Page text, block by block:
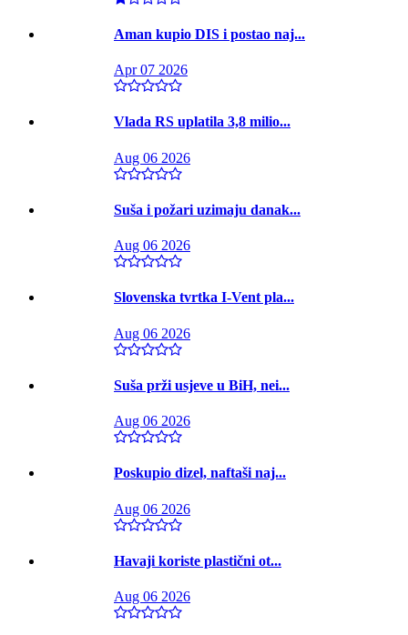
Aman kupio DIS i postao naj...
Apr 07 2026
Vlada RS uplatila 3,8 milio...
Aug 06 2026
Suša i požari uzimaju danak...
Aug 06 2026
Slovenska tvrtka I-Vent pla...
Aug 06 2026
Suša prži usjeve u BiH, nei...
Aug 06 2026
Poskupio dizel, naftaši naj...
Aug 06 2026
Havaji koriste plastični ot...
Aug 06 2026